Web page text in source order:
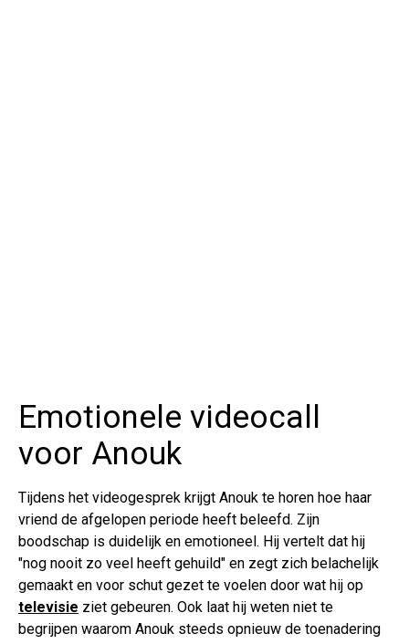
Emotionele videocall
voor Anouk
Tijdens het videogesprek krijgt Anouk te horen hoe haar
vriend de afgelopen periode heeft beleefd. Zijn
boodschap is duidelijk en emotioneel. Hij vertelt dat hij
"nog nooit zo veel heeft gehuild" en zegt zich belachelijk
gemaakt en voor schut gezet te voelen door wat hij op
televisie ziet gebeuren. Ook laat hij weten niet te
begrijpen waarom Anouk steeds opnieuw de toenadering